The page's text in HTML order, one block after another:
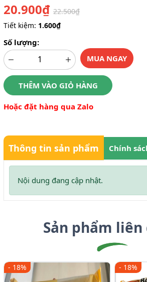
20.900₫ 22.500₫
Tiết kiệm: 1.600₫
Số lượng:
MUA NGAY
THÊM VÀO GIỎ HÀNG
Hoặc đặt hàng qua Zalo
Thông tin sản phẩm Chính
Nội dung đang cập nhật.
Sản phẩm liên
- 18% - 18%